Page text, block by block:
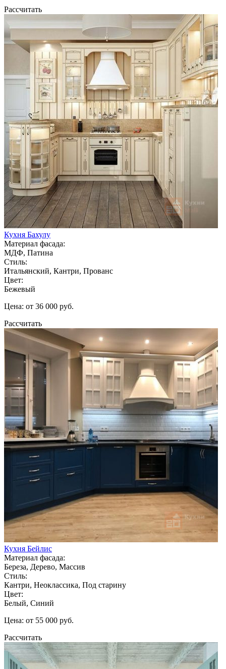
Рассчитать
Кухня Бахулу
Материал фасада:
МДФ, Патина
Стиль:
Итальянский, Кантри, Прованс
Цвет:
Бежевый
Цена: от 36 000 руб.
Рассчитать
Кухня Бейлис
Материал фасада:
Береза, Дерево, Массив
Стиль:
Кантри, Неоклассика, Под старину
Цвет:
Белый, Синий
Цена: от 55 000 руб.
Рассчитать